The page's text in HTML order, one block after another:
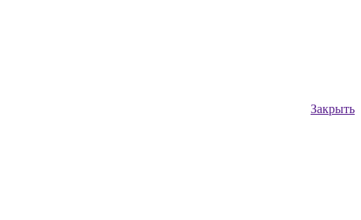
Закрыть